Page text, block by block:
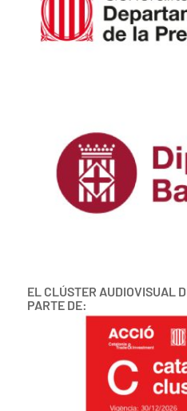
EL CLÚSTER AUDIOVISUAL
PARTE DE: